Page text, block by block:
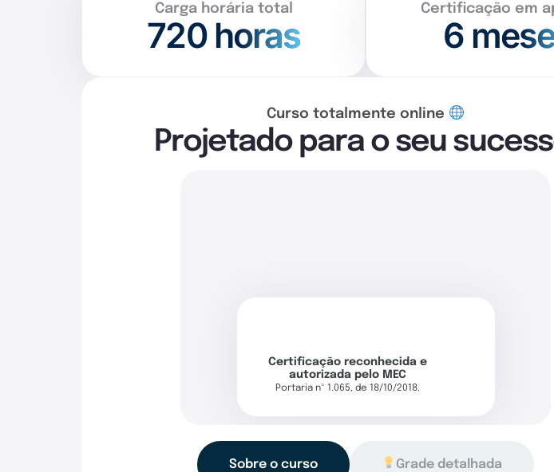
Carga horária total
720horas
Certificação em
6
Curso totalmente online
Projetado para o seu
Certificação reconhecida e
autorizada pelo MEC
Portaria nº 1.065, de 18/10/2018.
Sobre o curso Grade detalhada